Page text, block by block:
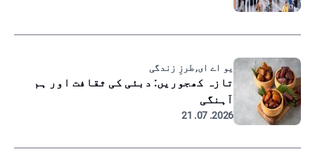
یو اے ای, طرزِ زندگی
تازہ کھجوریں: دبئی کی ثقافت اور ہم
آہنگی
2026. 07. 21